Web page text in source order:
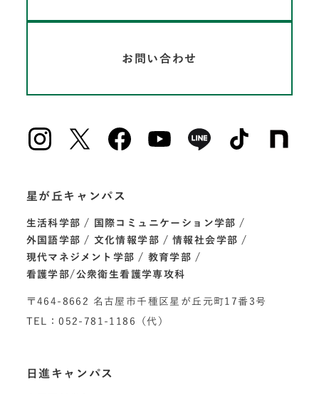
お問い合わせ
星が丘キャンパス
生活科学部
国際コミュニケーション学部
外国語学部
文化情報学部
情報社会学部
現代マネジメント学部
教育学部
看護学部/公衆衛生看護学専攻科
〒464-8662 名古屋市千種区星が丘元町17番3号
TEL：052-781-1186（代）
日進キャンパス